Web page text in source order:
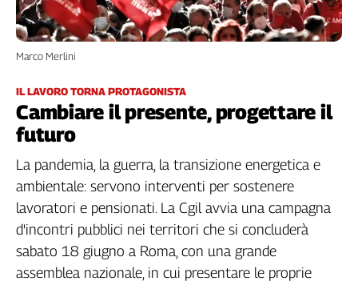
Italia
Internazionale
Culture
Categorie
Filcams
Filctem
Fillea
Fiom
Fisac
IL LAVORO TORNA PROTAGONISTA
Cambiare il presente, progettare il
futuro
Marco Merlini
La pandemia, la guerra, la transizione energetica e
ambientale: servono interventi per sostenere
lavoratori e pensionati. La Cgil avvia una campagna
d'incontri pubblici nei territori che si concluderà
sabato 18 giugno a Roma, con una grande
assemblea nazionale, in cui presentare le proprie